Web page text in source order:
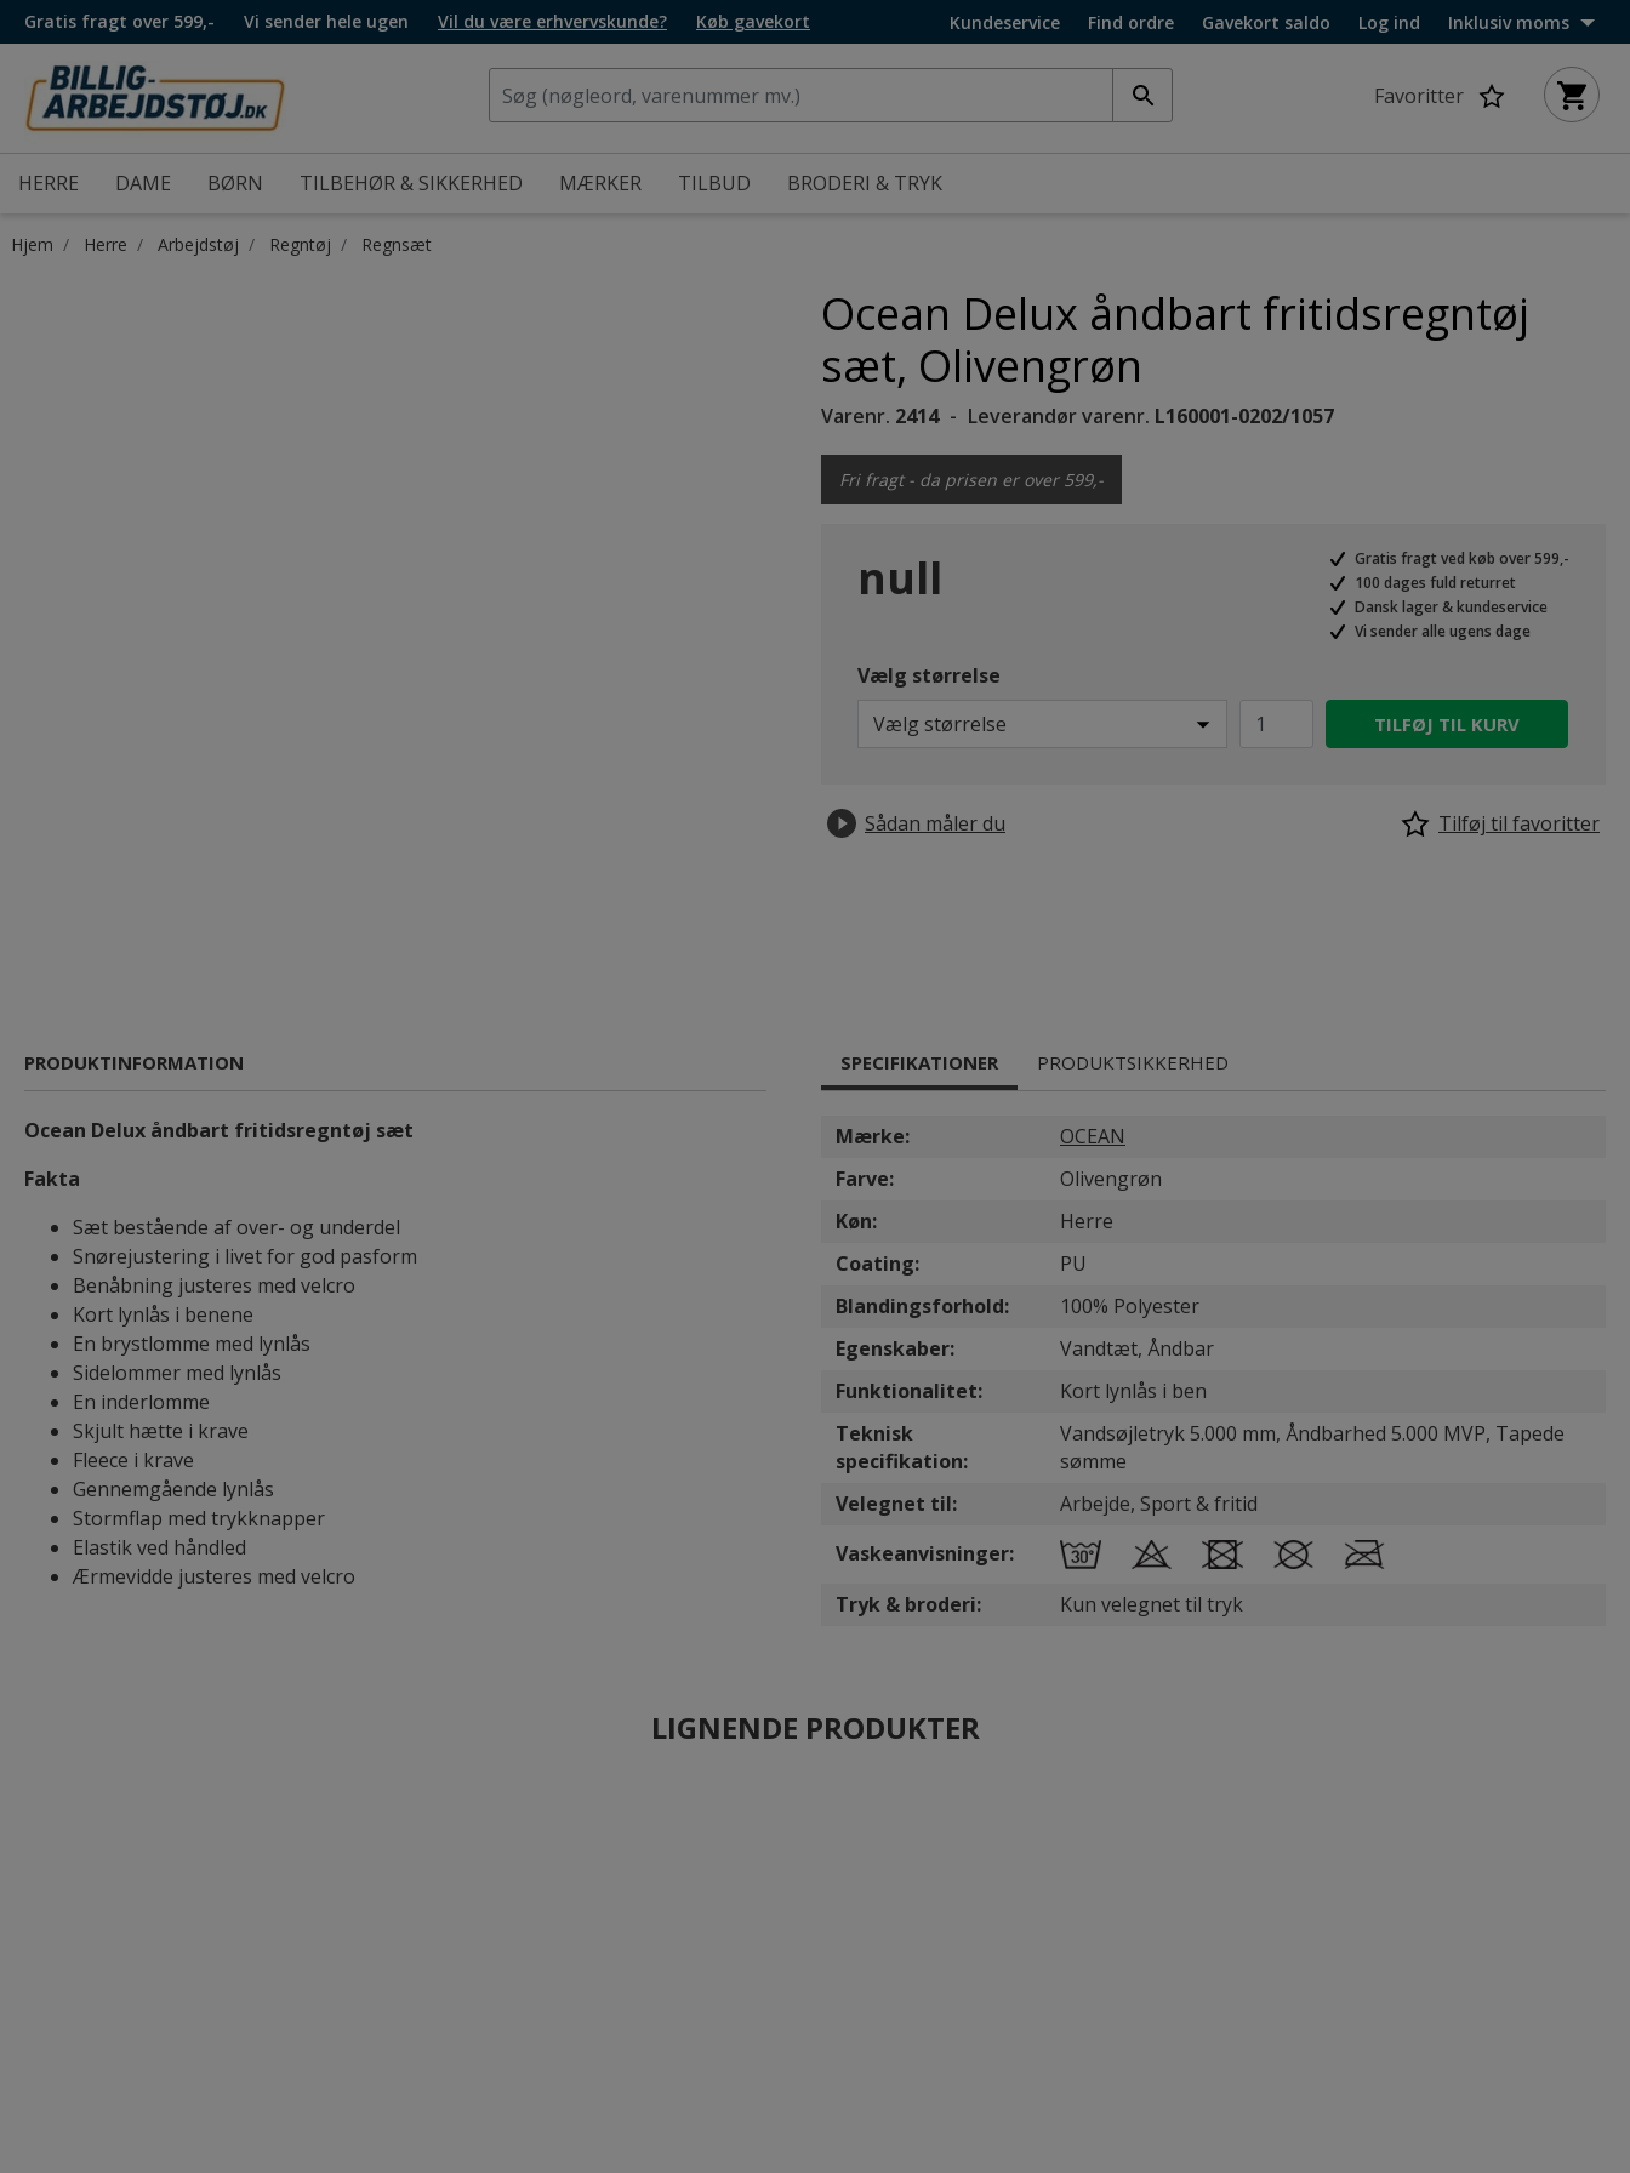
Gratis fragt over 599,- Vi sender hele ugen Vil du være erhvervskunde? Køb gavekort Kundeservice Find ordre Gavekort saldo Log ind Inklusiv moms
Favoritter
HERRE DAME BØRN TILBEHØR & SIKKERHED MÆRKER TILBUD BRODERI & TRYK
Hjem Herre Arbejdstøj Regntøj Regnsæt
Ocean Delux åndbart fritidsregntøj
sæt, Olivengrøn
Varenr. 2414 Leverandør varenr. L160001-0202/1057
Fri fragt - da prisen er over 599,-
null
Gratis fragt ved køb over 599,-
100 dages fuld returret
Dansk lager & kundeservice
Vi sender alle ugens dage
Vælg størrelse
Vælg størrelse
TILFØJ TIL KURV
Sådan måler du Tilføj til favoritter
PRODUKTINFORMATION
Ocean Delux åndbart fritidsregntøj sæt
Fakta
Sæt bestående af over- og underdel
Snørejustering i livet for god pasform
Benåbning justeres med velcro
Kort lynlås i benene
En brystlomme med lynlås
Sidelommer med lynlås
En inderlomme
Skjult hætte i krave
Fleece i krave
Gennemgående lynlås
Stormflap med trykknapper
Elastik ved håndled
Ærmevidde justeres med velcro
SPECIFIKATIONER PRODUKTSIKKERHED
Mærke:
OCEAN
Farve:
Olivengrøn
Køn:
Herre
Coating:
PU
Blandingsforhold:
100% Polyester
Egenskaber:
Vandtæt, Åndbar
Funktionalitet:
Kort lynlås i ben
Teknisk
specifikation:
Vandsøjletryk 5.000 mm, Åndbarhed 5.000 MVP, Tapede
sømme
Velegnet til:
Arbejde, Sport & fritid
Vaskeanvisninger:
Tryk & broderi:
Kun velegnet til tryk
LIGNENDE PRODUKTER